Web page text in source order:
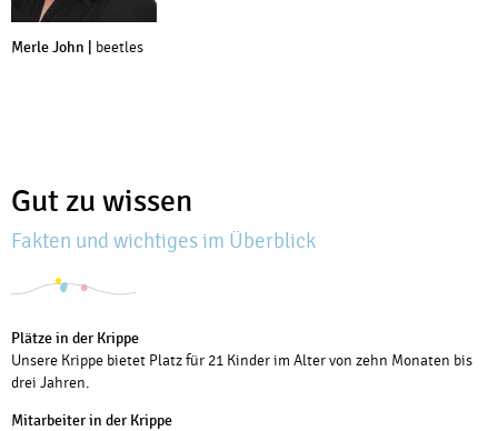
Merle John | beetles
Gut zu wissen
Fakten und wichtiges im Überblick
Plätze in der Krippe
Unsere Krippe bietet Platz für 21 Kinder im Alter von zehn Monaten bis
drei Jahren.
Mitarbeiter in der Krippe